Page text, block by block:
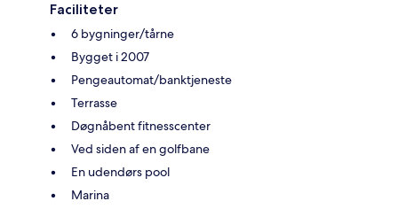
Faciliteter
6 bygninger/tårne
Bygget i 2007
Pengeautomat/banktjeneste
Terrasse
Døgnåbent fitnesscenter
Ved siden af en golfbane
En udendørs pool
Marina